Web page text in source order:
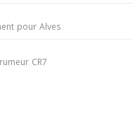
pour Alves
CR7